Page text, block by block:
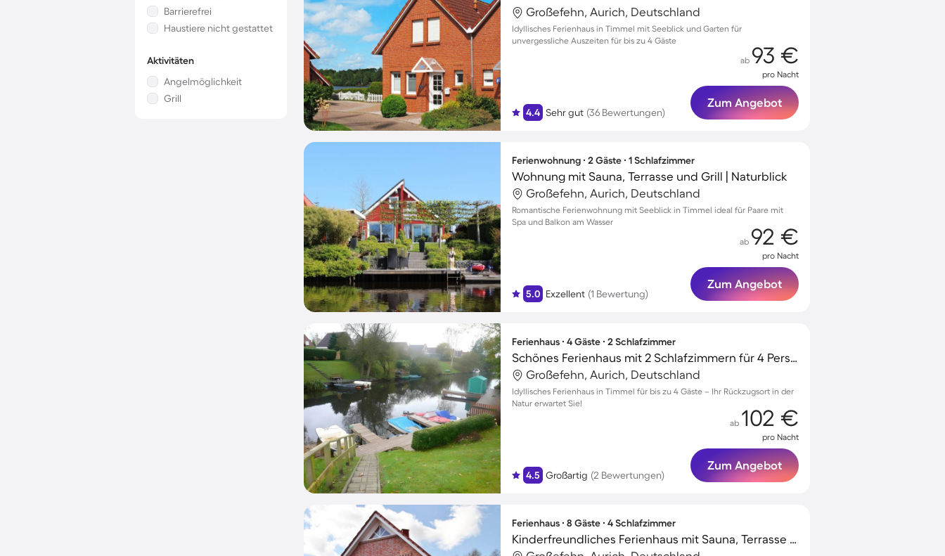
Barrierefrei
Haustiere nicht gestattet
Aktivitäten
Angelmöglichkeit
Grill
Großefehn, Aurich, Deutschland
Idyllisches Ferienhaus in Timmel mit Seeblick und Garten für
unvergessliche Auszeiten für bis zu 4 Gäste
4.4 Sehr gut (36 Bewertungen)
ab 93 €
pro Nacht
Zum Angebot
Ferienwohnung ∙ 2 Gäste ∙ 1 Schlafzimmer
Wohnung mit Sauna, Terrasse und Grill | Naturblick
Großefehn, Aurich, Deutschland
Romantische Ferienwohnung mit Seeblick in Timmel ideal für Paare mit
Spa und Balkon am Wasser
5.0 Exzellent (1 Bewertung)
ab 92 €
pro Nacht
Zum Angebot
Ferienhaus ∙ 4 Gäste ∙ 2 Schlafzimmer
Schönes Ferienhaus mit 2 Schlafzimmern für 4 Personen
Großefehn, Aurich, Deutschland
Idyllisches Ferienhaus in Timmel für bis zu 4 Gäste – Ihr Rückzugsort in der
Natur erwartet Sie!
4.5 Großartig (2 Bewertungen)
ab 102 €
pro Nacht
Zum Angebot
Ferienhaus ∙ 8 Gäste ∙ 4 Schlafzimmer
Kinderfreundliches Ferienhaus mit Sauna, Terrasse und Garten | Nah am Strand | Haustiere sind willkommen